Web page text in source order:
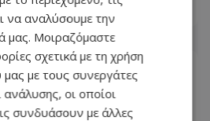
να αναλύσουμε την
μας. Μοιραζόμαστε
σχετικά με τη χρήση
με τους συνεργάτες
ανάλυσης, οι οποίοι
συνδυάσουν με άλλες